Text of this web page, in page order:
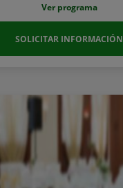
Ver programa
SOLICITAR INFORMACIÓN